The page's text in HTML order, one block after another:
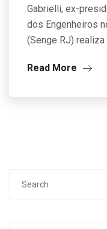
Gabrielli, ex-
dos Engenheiros
(Senge RJ)
Read More